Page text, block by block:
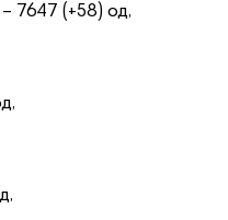
7647 (+58) од,